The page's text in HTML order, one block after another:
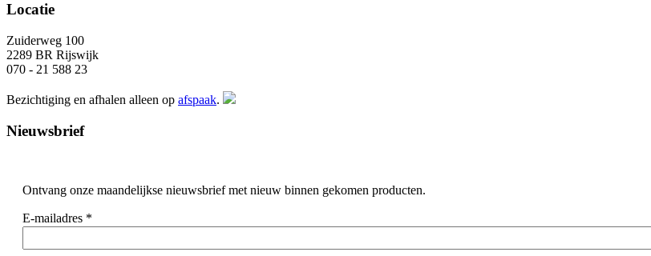
Locatie
Zuiderweg 100
2289 BR Rijswijk
070 - 21 588 23
Bezichtiging en afhalen alleen op afspaak.
Nieuwsbrief
Ontvang onze maandelijkse nieuwsbrief met nieuw binnen gekomen producten.
E-mailadres *